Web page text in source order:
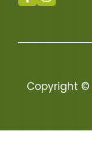
Copyright ©